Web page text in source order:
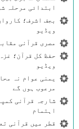
ابتدائی مرحلہ
بجف اشرف؛
ویڈیو
مصری قرآنی
حفظ کل قرآن؛
ویڈیو
یمنی عوام نہ
مرعوب ہوں گے
شارجہ قرآنی
اہتمام
قطر میں قرآنی